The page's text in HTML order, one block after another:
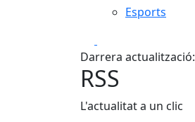
Esports
Darrera
RSS
L'actualitat a un clic